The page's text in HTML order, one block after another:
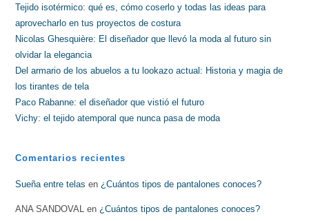
Tejido isotérmico: qué es, cómo coserlo y todas las ideas para
aprovecharlo en tus proyectos de costura
Nicolas Ghesquière: El diseñador que llevó la moda al futuro sin
olvidar la elegancia
Del armario de los abuelos a tu lookazo actual: Historia y magia de
los tirantes de tela
Paco Rabanne: el diseñador que vistió el futuro
Vichy: el tejido atemporal que nunca pasa de moda
Comentarios recientes
Sueña entre telas en ¿Cuántos tipos de pantalones conoces?
ANA SANDOVAL en ¿Cuántos tipos de pantalones conoces?